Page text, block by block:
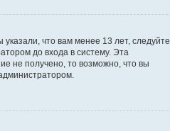
что вам менее 13 лет, следуйте
до входа в систему. Эта
не получено, то возможно, что вы